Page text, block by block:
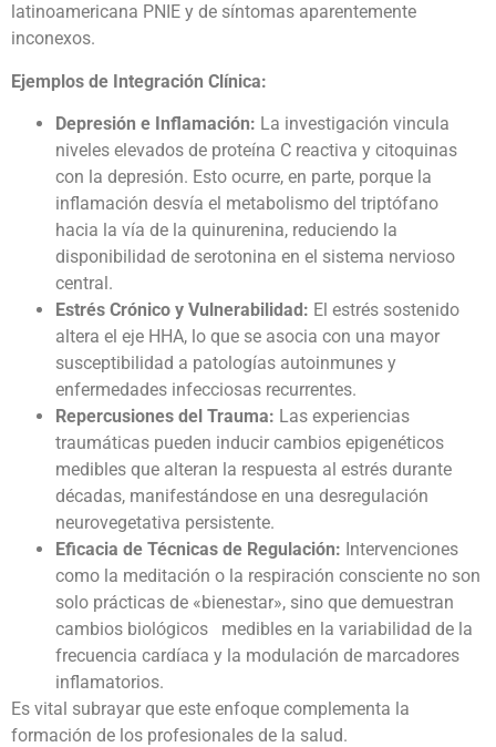
latinoamericana PNIE y de síntomas aparentemente
inconexos.
Ejemplos de Integración Clínica:
Depresión e Inflamación: La investigación vincula
niveles elevados de proteína C reactiva y citoquinas
con la depresión. Esto ocurre, en parte, porque la
inflamación desvía el metabolismo del triptófano
hacia la vía de la quinurenina, reduciendo la
disponibilidad de serotonina en el sistema nervioso
central.
Estrés Crónico y Vulnerabilidad: El estrés sostenido
altera el eje HHA, lo que se asocia con una mayor
susceptibilidad a patologías autoinmunes y
enfermedades infecciosas recurrentes.
Repercusiones del Trauma: Las experiencias
traumáticas pueden inducir cambios epigenéticos
medibles que alteran la respuesta al estrés durante
décadas, manifestándose en una desregulación
neurovegetativa persistente.
Eficacia de Técnicas de Regulación: Intervenciones
como la meditación o la respiración consciente no son
solo prácticas de «bienestar», sino que demuestran
cambios biológicos medibles en la variabilidad de la
frecuencia cardíaca y la modulación de marcadores
inflamatorios.
Es vital subrayar que este enfoque complementa la
formación de los profesionales de la salud.